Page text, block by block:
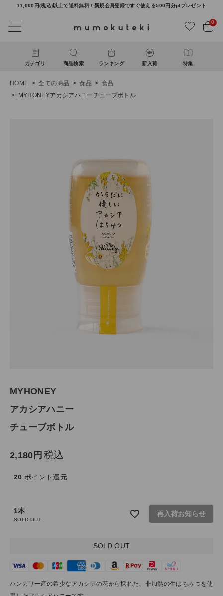
11,000円(税込)以上で送料無料 / 新規会員登録ですぐ使える500円分ptプレゼント
0
カテゴリ 商品検索 ランキング 新入荷 特集
新規会員登録
ナチュラル服
ファッション雑貨
生活雑貨
全ての商品
HOME 全ての商品 食品
食品
MYHONEYアカシアハニーチューブボトル
MYHONEY
アカシアハニー
チューブボトル
2,180 税込
20 ポイント還元
1本
SOLD OUT
再入荷お知らせ
SOLD OUT
ハンガリー産の希少なアカシアの花から採れた、非加熱の生はちみつを使